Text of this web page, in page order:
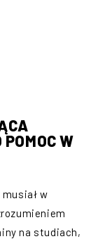
W
w
na studiach,